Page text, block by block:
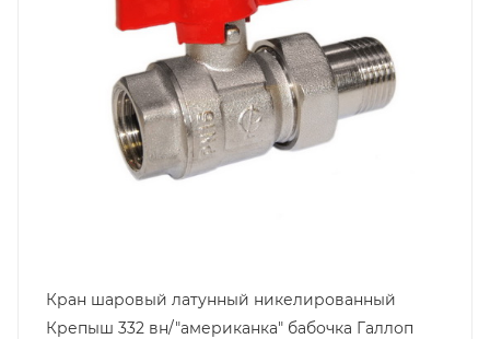
Кран шаровый латунный никелированный
Крепыш 332 вн/"американка" бабочка Галлоп